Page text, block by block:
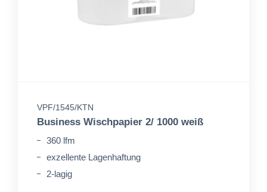
VPF/1545/KTN
Business Wischpapier 2/ 1000 weiß
360 lfm
exzellente Lagenhaftung
2-lagig